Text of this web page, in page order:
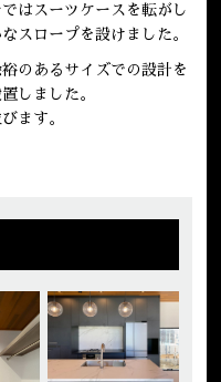
はスーツケースを転がし
スロープを設けました。
のあるサイズでの設計を
しました。
ます。